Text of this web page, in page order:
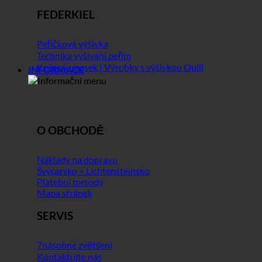
FEDERKIEL
Peříčková výšivka
Technika vyšívání peřím
Kožený opasek | Výrobky s výšivkou Quill
INFORMACE
O OBCHODĚ
Náklady na dopravu
Švýcarsko + Lichtenštejnsko
Platební metody
Mapa stránek
SERVIS
7násobné zvětšení
Kontaktujte nás